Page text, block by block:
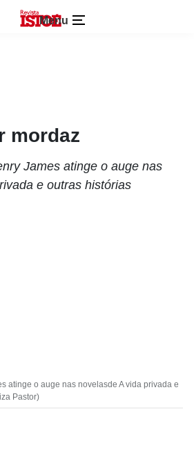
Menu
mordaz
James atinge o auge nas
e outras histórias
atinge o auge nas novelasde A vida privada e
Pastor)